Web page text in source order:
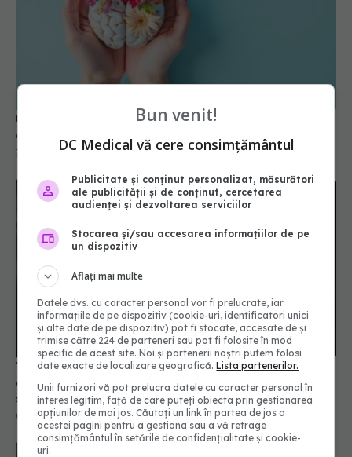
Un obicei din primii ani de viață, asociat cu un risc
cu 46% mai mic de Alzheimer
31 iul 2026, 15:04
7 lucruri pe care să nu i le spui unei persoane
aflate în doliu. Frazele care pot răni fără să îți dai
seama
Bun venit!
DC Medical vă cere consimțământul
Publicitate și conținut personalizat, măsurători
ale publicității și de conținut, cercetarea
audienței și dezvoltarea serviciilor
Stocarea și/sau accesarea informațiilor de pe
un dispozitiv
Aflați mai multe
Datele dvs. cu caracter personal vor fi prelucrate, iar
informațiile de pe dispozitiv (cookie-uri, identificatori unici
și alte date de pe dispozitiv) pot fi stocate, accesate de și
trimise către 224 de parteneri sau pot fi folosite în mod
specific de acest site. Noi și partenerii noștri putem folosi
date exacte de localizare geografică.Lista partenerilor.
Unii furnizori vă pot prelucra datele cu caracter personal în
interes legitim, față de care puteți obiecta prin gestionarea
opțiunilor de mai jos. Căutați un link în partea de jos a
acestei pagini pentru a gestiona sau a vă retrage
consimțământul în setările de confidențialitate și cookie-
uri.